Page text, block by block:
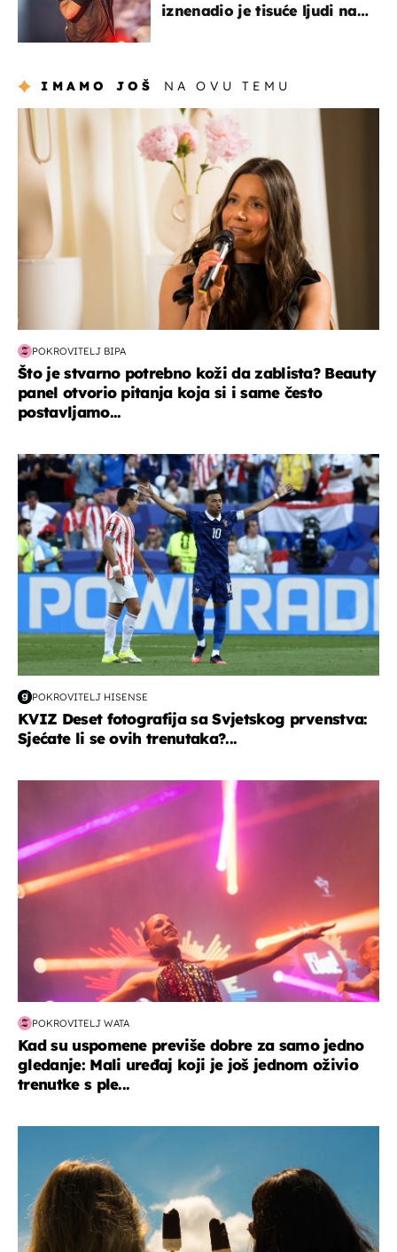
iznenadio je tisuće ljudi na
IMAMO JOŠ NA OVU TEMU
moda & ljepota
POKROVITELJ BIPA
Što je stvarno potrebno koži da zablista? Beauty
panel otvorio pitanja koja si i same često
postavljamo...
svjetsko prvenstvo 2026
POKROVITELJ HISENSE
KVIZ Deset fotografija sa Svjetskog prvenstva:
Sjećate li se ovih trenutaka?...
POKROVITELJ WATA
Kad su uspomene previše dobre za samo jedno
gledanje: Mali uređaj koji je još jednom oživio
trenutke s ple...